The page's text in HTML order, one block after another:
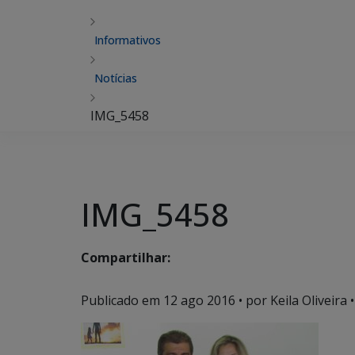
Informativos
Notícias
IMG_5458
IMG_5458
Compartilhar:
Publicado em 12 ago 2016 • por Keila Oliveira •